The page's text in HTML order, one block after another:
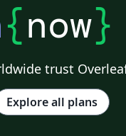
{now}
trust
Explore all plans